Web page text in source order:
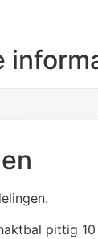
pittig